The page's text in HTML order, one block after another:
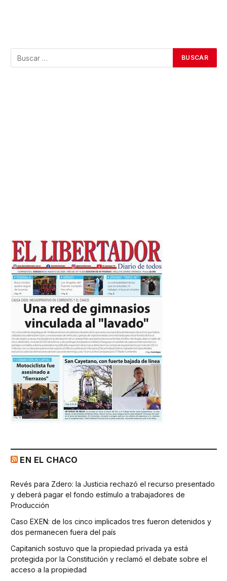
EN EL CHACO
Revés para Zdero: la Justicia rechazó el recurso presentado
y deberá pagar el fondo estímulo a trabajadores de
Producción
Caso EXEN: de los cinco implicados tres fueron detenidos y
dos permanecen fuera del país
Capitanich sostuvo que la propiedad privada ya está
protegida por la Constitución y reclamó el debate sobre el
acceso a la propiedad